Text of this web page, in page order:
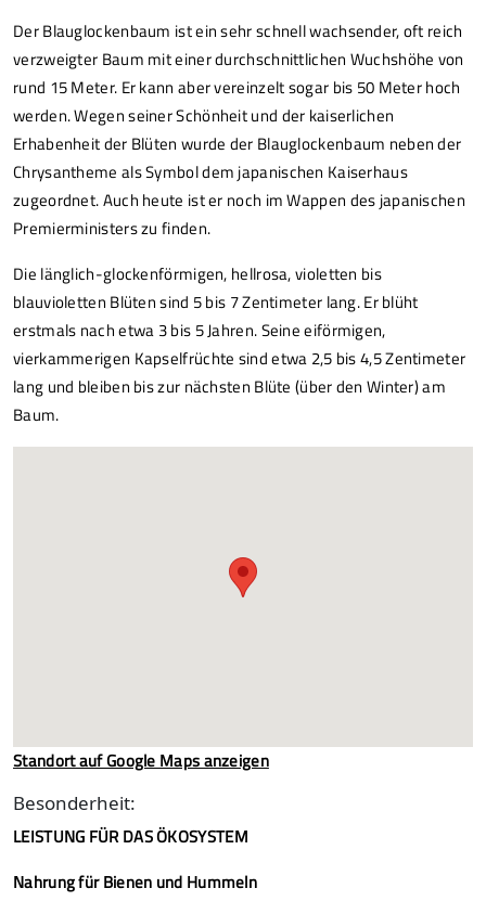
Der Blauglockenbaum ist ein sehr schnell wachsender, oft reich
verzweigter Baum mit einer durchschnittlichen Wuchshöhe von
rund 15 Meter. Er kann aber vereinzelt sogar bis 50 Meter hoch
werden. Wegen seiner Schönheit und der kaiserlichen
Erhabenheit der Blüten wurde der Blauglockenbaum neben der
Chrysantheme als Symbol dem japanischen Kaiserhaus
zugeordnet. Auch heute ist er noch im Wappen des japanischen
Premierministers zu finden.
Die länglich-glockenförmigen, hellrosa, violetten bis
blauvioletten Blüten sind 5 bis 7 Zentimeter lang. Er blüht
erstmals nach etwa 3 bis 5 Jahren. Seine eiförmigen,
vierkammerigen Kapselfrüchte sind etwa 2,5 bis 4,5 Zentimeter
lang und bleiben bis zur nächsten Blüte (über den Winter) am
Baum.
Standort auf Google Maps anzeigen
Besonderheit:
LEISTUNG FÜR DAS ÖKOSYSTEM
Nahrung für Bienen und Hummeln